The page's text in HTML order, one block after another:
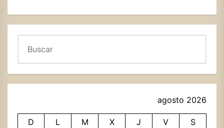
agosto 2026
D L M X J V
S